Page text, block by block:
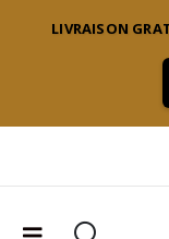
LIVRAISON